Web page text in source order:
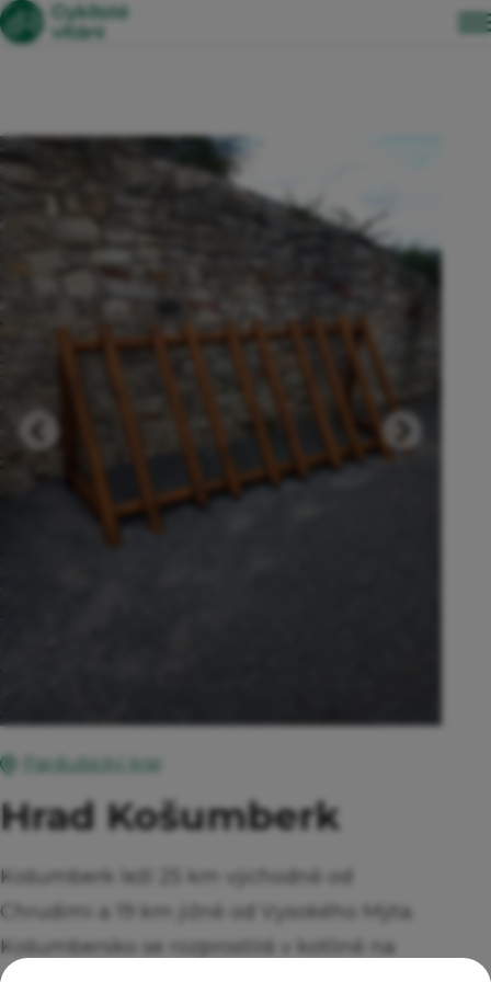
Pardubický kraj
Hrad Košumberk
Košumberk leží 25 km východně od
Chrudimi a 19 km jižně od Vysokého Mýta.
Košumbersko se rozprostírá v kotlině na